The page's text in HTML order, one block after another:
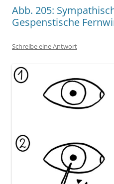
Abb. 205:
Gespenstische
Schreibe eine Antwort